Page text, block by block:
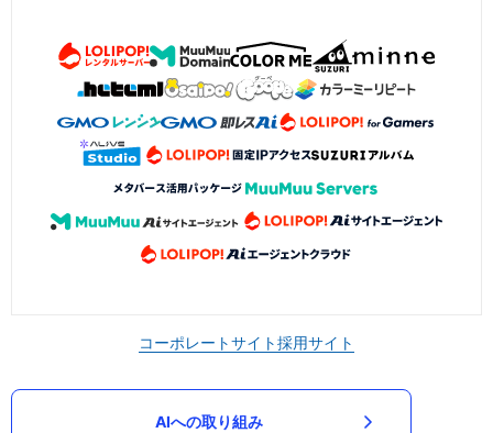
コーポレートサイト採用サイト
AIへの取り組み